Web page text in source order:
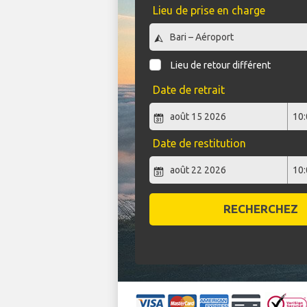
Lieu de prise en charge
Lieu de retour différent
Date de retrait
Date de restitution
RECHERCHEZ